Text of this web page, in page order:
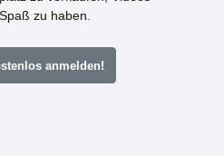
zu haben.
anmelden!